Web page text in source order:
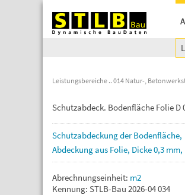
Leistungsbereiche 014 Natur-,
Schutzabdeck. Bodenfläche Folie
SchutzabdeckungderBodenfläche,
Abdeckungaus Folie, Dicke0,3 mm,
Abrechnungseinheit: m2
Kennung: STLB-Bau 2026-04 034